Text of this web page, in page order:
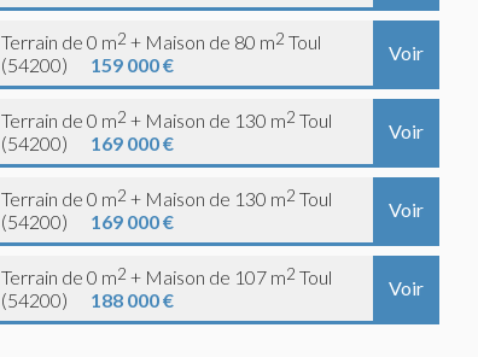
Terrain de 0 m2 + Maison de 80 m2 Toul
(54200)
159 000 €
Voir
Terrain de 0 m2 + Maison de 130 m2 Toul
(54200)
169 000 €
Voir
Terrain de 0 m2 + Maison de 130 m2 Toul
(54200)
169 000 €
Voir
Terrain de 0 m2 + Maison de 107 m2 Toul
(54200)
188 000 €
Voir